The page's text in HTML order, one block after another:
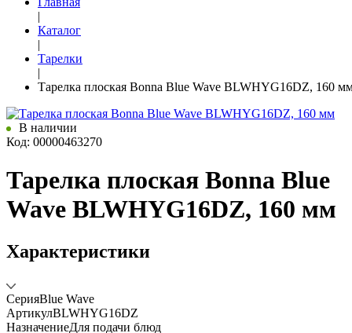
|
Каталог
|
Тарелки
|
Тарелка плоская Bonna Blue Wave BLWHYG16DZ, 160
В наличии
Код: 00000463270
Тарелка плоская Bonna Blue
Wave BLWHYG16DZ, 160 мм
Характеристики
СерияBlue Wave
АртикулBLWHYG16DZ
НазначениеДля подачи блюд